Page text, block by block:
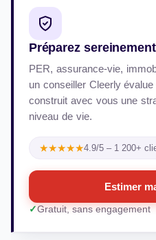
Préparez
PER, assurance-vie,
un conseiller Cleerly
construit avec vous une
niveau de vie.
★★★★★4.9/5 – 1 200+
Estimer
Gratuit, sans engagement